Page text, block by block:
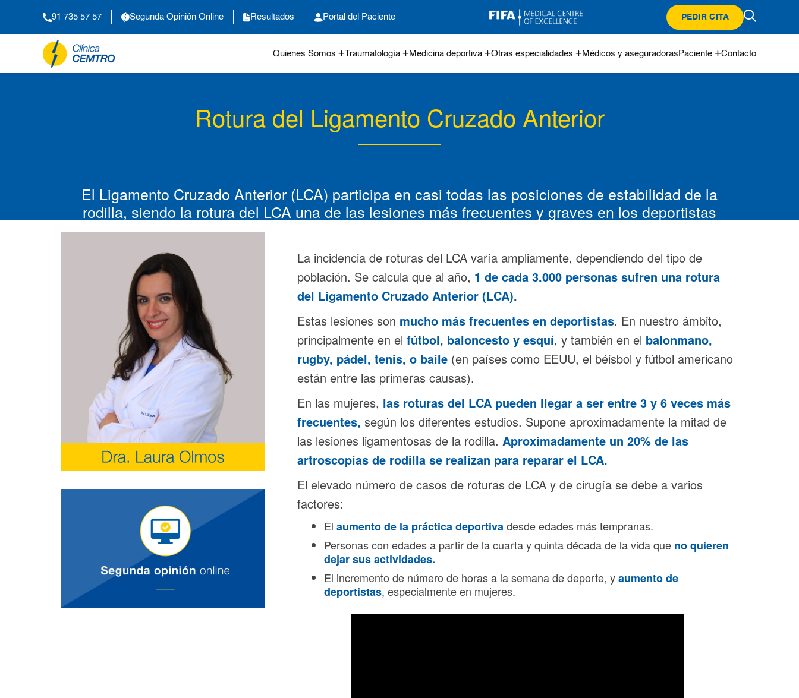
91 735 57 57 Segunda Opinión Online Resultados Portal del Paciente PEDIR CITA
Quienes Somos Traumatología Medicina deportiva Otras especialidades Médicos y aseguradoras Paciente Contacto
Rotura del Ligamento Cruzado Anterior
El Ligamento Cruzado Anterior (LCA) participa en casi todas las posiciones de estabilidad de la
rodilla, siendo la rotura del LCA una de las lesiones más frecuentes y graves en los deportistas
La incidencia de roturas del LCA varía ampliamente, dependiendo del tipo de
población. Se calcula que al año, 1 de cada 3.000 personas sufren una rotura
del Ligamento Cruzado Anterior (LCA).
Estas lesiones son mucho más frecuentes en deportistas. En nuestro ámbito,
principalmente en el fútbol, baloncesto y esquí, y también en el balonmano,
rugby, pádel, tenis, o baile(en países como EEUU, el béisbol y fútbol americano
están entre las primeras causas).
En las mujeres, las roturas del LCA pueden llegar a ser entre 3 y 6 veces más
frecuentes, según los diferentes estudios. Supone aproximadamente la mitad de
las lesiones ligamentosas de la rodilla. Aproximadamente un 20% de las
artroscopias de rodilla se realizan para reparar el LCA.
El elevado número de casos de roturas de LCA y de cirugía se debe a varios
factores:
El aumento de la práctica deportivadesde edades más tempranas.
Personas con edades a partir de la cuarta y quinta década de la vida que no quieren
dejar sus actividades.
El incremento de número de horas a la semana de deporte, yaumento de
deportistas, especialmente en mujeres.